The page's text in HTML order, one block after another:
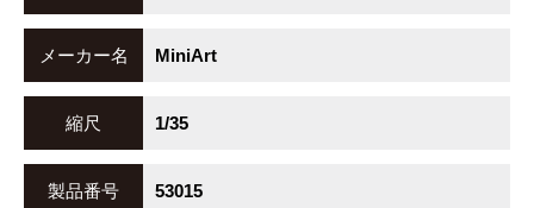
メーカー名 MiniArt
縮尺 1/35
製品番号 53015